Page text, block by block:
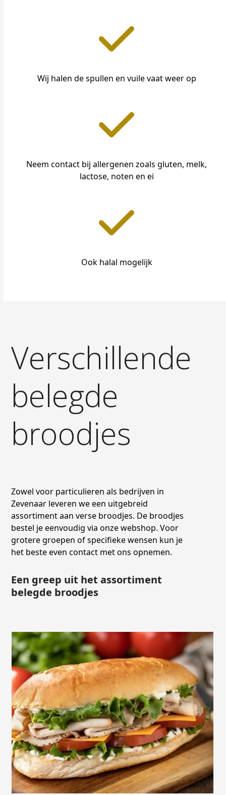
Wij halen de spullen en vuile vaat weer op
Neem contact bij allergenen zoals gluten, melk,
lactose, noten en ei
Ook halal mogelijk
Verschillende
belegde
broodjes
Zowel voor particulieren als bedrijven in
Zevenaar leveren we een uitgebreid
assortiment aan verse broodjes. De broodjes
bestel je eenvoudig via onze webshop. Voor
grotere groepen of specifieke wensen kun je
het beste even contact met ons opnemen.
Een greep uit het assortiment
belegde broodjes
Use
the
left
and
right
arrow
keys
to
access
the
carousel
navigation
buttons